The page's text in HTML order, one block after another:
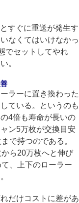
すぐに重送が発生す
なくてはいけなかっ
でセットしてやれ
。
ラーに置き換わった
ている。というのも
4倍も寿命が長いの
ン5万枚が交換目安
で持つのである。
ら20万枚へと伸び
、上下のローラー
だけコストに差があ